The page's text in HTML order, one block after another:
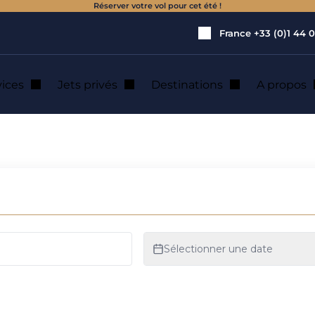
Réserver votre vol pour cet été !
France +33 (0)1 44
Jets privés Destinations A propos